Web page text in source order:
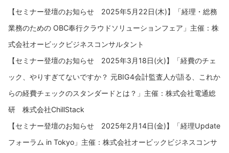
【セミナー登壇のお知らせ 2025年5月22日(木)】「経理・総務
業務のための OBC奉行クラウドソリューションフェア」主催：株
式会社オービックビジネスコンサルタント
【セミナー登壇のお知らせ 2025年3月18日(火)】「経費のチェ
ック、やりすぎてないですか？ 元BIG4会計監査人が語る、これか
らの経費チェックのスタンダードとは？」主催：株式会社電通総
研 株式会社ChillStack
【セミナー登壇のお知らせ 2025年2月14日(金)】「経理Update
フォーラム in Tokyo」主催：株式会社オービックビジネスコンサ